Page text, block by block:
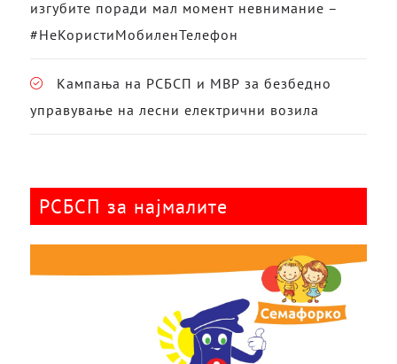
изгубите поради мал момент невнимание –
#НеКористиМобиленТелефон
Кампања на РСБСП и МВР за безбедно
управување на лесни електрични возила
РСБСП за најмалите